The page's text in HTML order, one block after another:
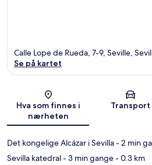
Kart
Calle Lope de Rueda, 7-9, Seville,
Se på kartet
Hva som finnes i
nærheten
Transport
Det kongelige Alcázar i Sevilla- 2 min
Sevilla katedral- 3 min gange- 0.3 km